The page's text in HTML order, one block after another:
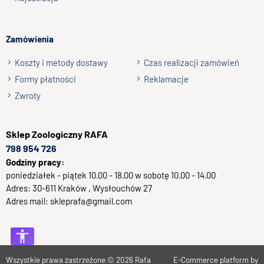
Charakterystyka
mała wysokość - tylko 14 cm
szeroki wachlarz zastosowania - do akwarystyki
temperatury od 18 do 35
wodoszczelna - stopień ochrony IP68
działa zanurzona w wodzie - na grzałce jest
umieszczone oznaczenie poziomu minimalnego
zanurzenia w wodzie (zdjęcie w galerii zdjęć); należy
pamiętać o uzupełnianiu wody w akwarium, która
Zamówienia
Koszty i metody dostawy
Czas realizacji zamówień
Formy płatności
Reklamacje
Zwroty
SklepZoologiczny RAFA
798 954 726
Godziny pracy:
poniedziałek - piątek 10.00 - 18.00 w sobotę 10.00 - 14.00
Adres: 30-611 Kraków , Wysłouchów 27
Adres mail: skleprafa@gmail.com
Wszystkie prawa zastrzeżone © 2026 Rafa E-Commerce platform by